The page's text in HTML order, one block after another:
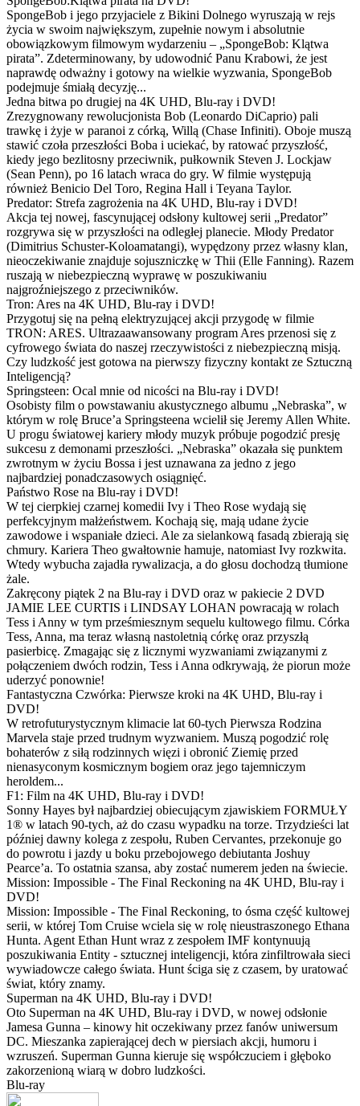
SpongeBob i jego przyjaciele z Bikini Dolnego wyruszają w rejs
życia w swoim największym, zupełnie nowym i absolutnie
obowiązkowym filmowym wydarzeniu – „SpongeBob: Klątwa
pirata”. Zdeterminowany, by udowodnić Panu Krabowi, że jest
naprawdę odważny i gotowy na wielkie wyzwania, SpongeBob
podejmuje śmiałą decyzję...
Jedna bitwa po drugiej na 4K UHD, Blu-ray i DVD!
Zrezygnowany rewolucjonista Bob (Leonardo DiCaprio) pali
trawkę i żyje w paranoi z córką, Willą (Chase Infiniti). Oboje muszą
stawić czoła przeszłości Boba i uciekać, by ratować przyszłość,
kiedy jego bezlitosny przeciwnik, pułkownik Steven J. Lockjaw
(Sean Penn), po 16 latach wraca do gry. W filmie występują
również Benicio Del Toro, Regina Hall i Teyana Taylor.
Predator: Strefa zagrożenia na 4K UHD, Blu-ray i DVD!
Akcja tej nowej, fascynującej odsłony kultowej serii „Predator”
rozgrywa się w przyszłości na odległej planecie. Młody Predator
(Dimitrius Schuster-Koloamatangi), wypędzony przez własny klan,
nieoczekiwanie znajduje sojuszniczkę w Thii (Elle Fanning). Razem
ruszają w niebezpieczną wyprawę w poszukiwaniu
najgroźniejszego z przeciwników.
Tron: Ares na 4K UHD, Blu-ray i DVD!
Przygotuj się na pełną elektryzującej akcji przygodę w filmie
TRON: ARES. Ultrazaawansowany program Ares przenosi się z
cyfrowego świata do naszej rzeczywistości z niebezpieczną misją.
Czy ludzkość jest gotowa na pierwszy fizyczny kontakt ze Sztuczną
Inteligencją?
Springsteen: Ocal mnie od nicości na Blu-ray i DVD!
Osobisty film o powstawaniu akustycznego albumu „Nebraska”, w
którym w rolę Bruce’a Springsteena wcielił się Jeremy Allen White.
U progu światowej kariery młody muzyk próbuje pogodzić presję
sukcesu z demonami przeszłości. „Nebraska” okazała się punktem
zwrotnym w życiu Bossa i jest uznawana za jedno z jego
najbardziej ponadczasowych osiągnięć.
Państwo Rose na Blu-ray i DVD!
W tej cierpkiej czarnej komedii Ivy i Theo Rose wydają się
perfekcyjnym małżeństwem. Kochają się, mają udane życie
zawodowe i wspaniałe dzieci. Ale za sielankową fasadą zbierają się
chmury. Kariera Theo gwałtownie hamuje, natomiast Ivy rozkwita.
Wtedy wybucha zajadła rywalizacja, a do głosu dochodzą tłumione
żale.
Zakręcony piątek 2 na Blu-ray i DVD oraz w pakiecie 2 DVD
JAMIE LEE CURTIS i LINDSAY LOHAN powracają w rolach
Tess i Anny w tym prześmiesznym sequelu kultowego filmu. Córka
Tess, Anna, ma teraz własną nastoletnią córkę oraz przyszłą
pasierbicę. Zmagając się z licznymi wyzwaniami związanymi z
połączeniem dwóch rodzin, Tess i Anna odkrywają, że piorun może
uderzyć ponownie!
Fantastyczna Czwórka: Pierwsze kroki na 4K UHD, Blu-ray i
DVD!
W retrofuturystycznym klimacie lat 60-tych Pierwsza Rodzina
Marvela staje przed trudnym wyzwaniem. Muszą pogodzić rolę
bohaterów z siłą rodzinnych więzi i obronić Ziemię przed
nienasyconym kosmicznym bogiem oraz jego tajemniczym
heroldem...
F1: Film na 4K UHD, Blu-ray i DVD!
Sonny Hayes był najbardziej obiecującym zjawiskiem FORMUŁY
1® w latach 90-tych, aż do czasu wypadku na torze. Trzydzieści lat
później dawny kolega z zespołu, Ruben Cervantes, przekonuje go
do powrotu i jazdy u boku przebojowego debiutanta Joshuy
Pearce’a. To ostatnia szansa, aby zostać numerem jeden na świecie.
Mission: Impossible - The Final Reckoning na 4K UHD, Blu-ray i
DVD!
Mission: Impossible - The Final Reckoning, to ósma część kultowej
serii, w której Tom Cruise wciela się w rolę nieustraszonego Ethana
Hunta. Agent Ethan Hunt wraz z zespołem IMF kontynuują
poszukiwania Entity - sztucznej inteligencji, która zinfiltrowała sieci
wywiadowcze całego świata. Hunt ściga się z czasem, by uratować
świat, który znamy.
Superman na 4K UHD, Blu-ray i DVD!
Oto Superman na 4K UHD, Blu-ray i DVD, w nowej odsłonie
Jamesa Gunna – kinowy hit oczekiwany przez fanów uniwersum
DC. Mieszanka zapierającej dech w piersiach akcji, humoru i
wzruszeń. Superman Gunna kieruje się współczuciem i głęboko
zakorzenioną wiarą w dobro ludzkości.
Blu-ray